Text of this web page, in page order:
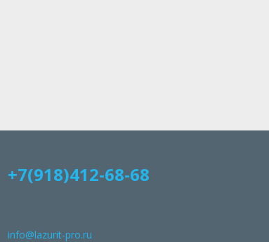
+7(918)412-68-68
info@lazurit-pro.ru